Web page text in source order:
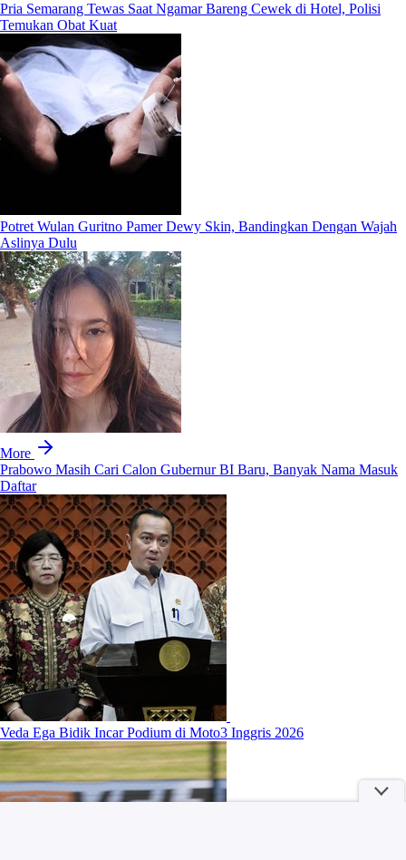
Pria Semarang Tewas Saat Ngamar Bareng Cewek di Hotel, Polisi
Temukan Obat Kuat
Potret Wulan Guritno Pamer Dewy Skin, Bandingkan Dengan Wajah
Aslinya Dulu
More
Prabowo Masih Cari Calon Gubernur BI Baru, Banyak Nama Masuk
Daftar
Veda Ega Bidik Incar Podium di Moto3 Inggris 2026